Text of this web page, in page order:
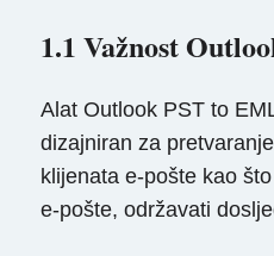
1.1 Važnost
Alat Outlook PST to
dizajniran za
klijenata e-pošte kao
e-pošte, održavati